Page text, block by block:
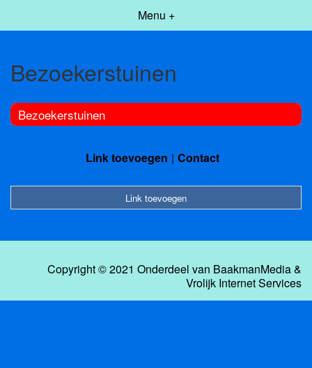
Menu +
Bezoekerstuinen
Bezoekerstuinen
Link toevoegen Contact
Link toevoegen
Copyright © 2021 Onderdeel van BaakmanMedia&
Vrolijk Internet Services